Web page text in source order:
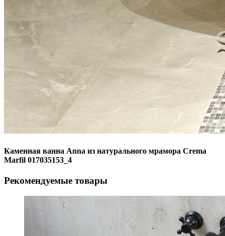
Каменная ванна Anna из натурального мрамора Crema
Marfil 017035153_4
Рекомендуемые товары